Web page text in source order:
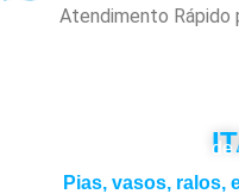
Atendimento Rápido
Escolha o serviço
Pias, vasos, ralos,